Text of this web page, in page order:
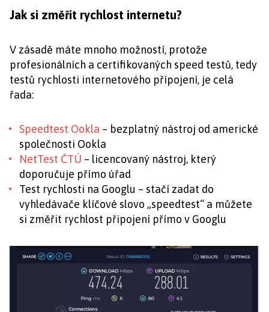
Jak si změřit rychlost internetu?
V zásadě máte mnoho možností, protože
profesionálních a certifikovaných speed testů, tedy
testů rychlosti internetového přípojení, je celá
řada:
Speedtest Ookla – bezplatný nástroj od americké
společnosti Ookla
NetTest ČTÚ – licencovaný nástroj, který
doporučuje přímo úřad
Test rychlosti na Googlu – stačí zadat do
vyhledávače klíčové slovo „speedtest“ a můžete
si změřit rychlost připojení přímo v Googlu